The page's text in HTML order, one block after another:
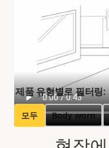
솔루션에 기능을
제품 유형별로 필터링:
모두 Body worn